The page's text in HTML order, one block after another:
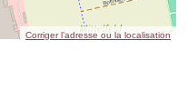
Corriger l’adresse ou la localisation